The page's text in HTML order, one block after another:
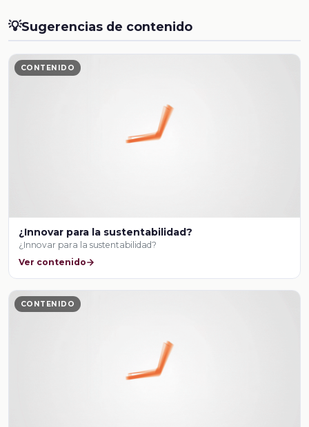
💡Sugerencias de contenido
CONTENIDO
¿Innovar para la sustentabilidad?
¿Innovar para la sustentabilidad?
Ver contenido
CONTENIDO